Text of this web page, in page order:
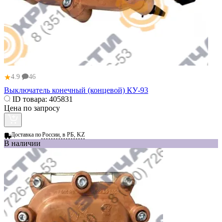
★4.9 46
Выключатель конечный (концевой) КУ-93
ID товара: 405831
Цена по запросу
Доставка поРоссии, в РБ, KZ
В наличии